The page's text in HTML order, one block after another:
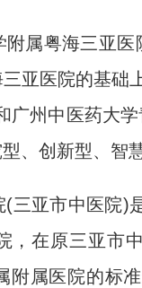
粤海三亚医
亚医院的基础
广州中医药大
、创新型、智
亚市中医院)
，在原三亚市
附属医院的标